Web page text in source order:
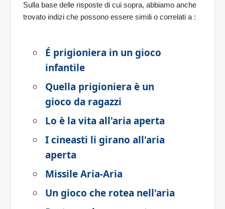
Sulla base delle risposte di cui sopra, abbiamo anche
trovato indizi che possono essere simili o correlati a :
É prigioniera in un gioco
infantile
Quella prigioniera è un
gioco da ragazzi
Lo è la vita all'aria aperta
I cineasti li girano all'aria
aperta
Missile Aria-Aria
Un gioco che rotea nell'aria